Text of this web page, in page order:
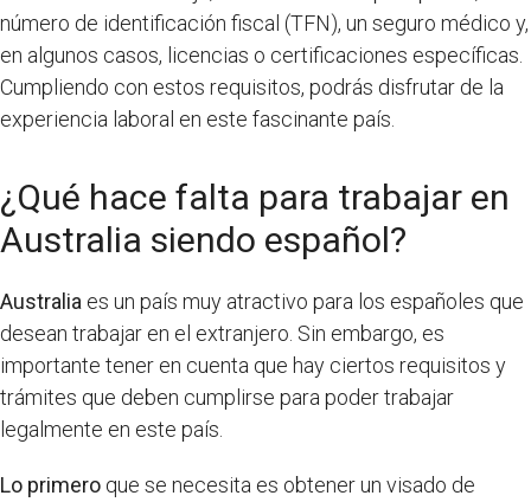
número de identificación fiscal (TFN), un seguro médico y,
en algunos casos, licencias o certificaciones específicas.
Cumpliendo con estos requisitos, podrás disfrutar de la
experiencia laboral en este fascinante país.
¿Qué hace falta para trabajar en
Australia siendo español?
Australia es un país muy atractivo para los españoles que
desean trabajar en el extranjero. Sin embargo, es
importante tener en cuenta que hay ciertos requisitos y
trámites que deben cumplirse para poder trabajar
legalmente en este país.
Lo primero que se necesita es obtener un visado de